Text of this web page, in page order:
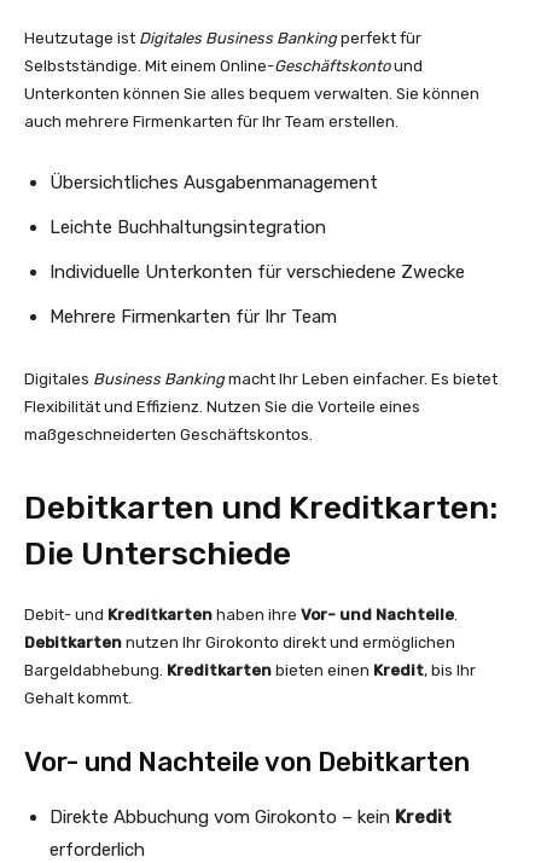
Heutzutage ist Digitales Business Bankingperfekt für
Selbstständige. Mit einem Online-Geschäftskontound
Unterkonten können Sie alles bequem verwalten. Sie können
auch mehrere Firmenkarten für Ihr Team erstellen.
Übersichtliches Ausgabenmanagement
Leichte Buchhaltungsintegration
Individuelle Unterkonten für verschiedene Zwecke
Mehrere Firmenkarten für Ihr Team
Digitales Business Bankingmacht Ihr Leben einfacher. Es bietet
Flexibilität und Effizienz. Nutzen Sie die Vorteile eines
maßgeschneiderten Geschäftskontos.
Debitkarten und Kreditkarten:
Die Unterschiede
Debit- und Kreditkarten haben ihre Vor- und Nachteile.
Debitkarten nutzen Ihr Girokonto direkt und ermöglichen
Bargeldabhebung. Kreditkarten bieten einen Kredit, bis Ihr
Gehalt kommt.
Vor- und Nachteile von Debitkarten
Direkte Abbuchung vom Girokonto – kein Kredit
erforderlich